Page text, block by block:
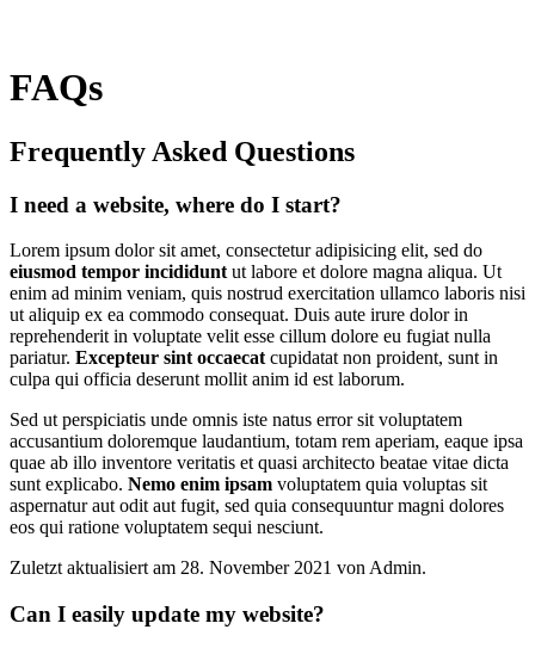
FAQs
Frequently Asked Questions
I need a website, where do I start?
Lorem ipsum dolor sit amet, consectetur adipisicing elit, sed do
eiusmod tempor incididunt ut labore et dolore magna aliqua. Ut
enim ad minim veniam, quis nostrud exercitation ullamco laboris nisi
ut aliquip ex ea commodo consequat. Duis aute irure dolor in
reprehenderit in voluptate velit esse cillum dolore eu fugiat nulla
pariatur. Excepteur sint occaecat cupidatat non proident, sunt in
culpa qui officia deserunt mollit anim id est laborum.
Sed ut perspiciatis unde omnis iste natus error sit voluptatem
accusantium doloremque laudantium, totam rem aperiam, eaque ipsa
quae ab illo inventore veritatis et quasi architecto beatae vitae dicta
sunt explicabo. Nemo enim ipsam voluptatem quia voluptas sit
aspernatur aut odit aut fugit, sed quia consequuntur magni dolores
eos qui ratione voluptatem sequi nesciunt.
Zuletzt aktualisiert am 28. November 2021 von Admin.
Can I easily update my website?